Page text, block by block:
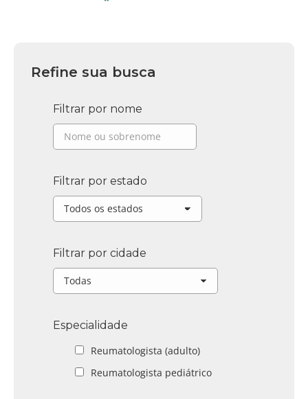
Refine sua busca
Filtrar por nome
Filtrar por estado
Filtrar por cidade
Especialidade
Reumatologista (adulto)
Reumatologista pediátrico